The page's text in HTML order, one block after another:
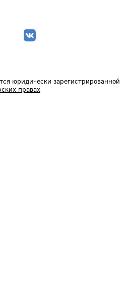
юридически зарегистрированной
правах